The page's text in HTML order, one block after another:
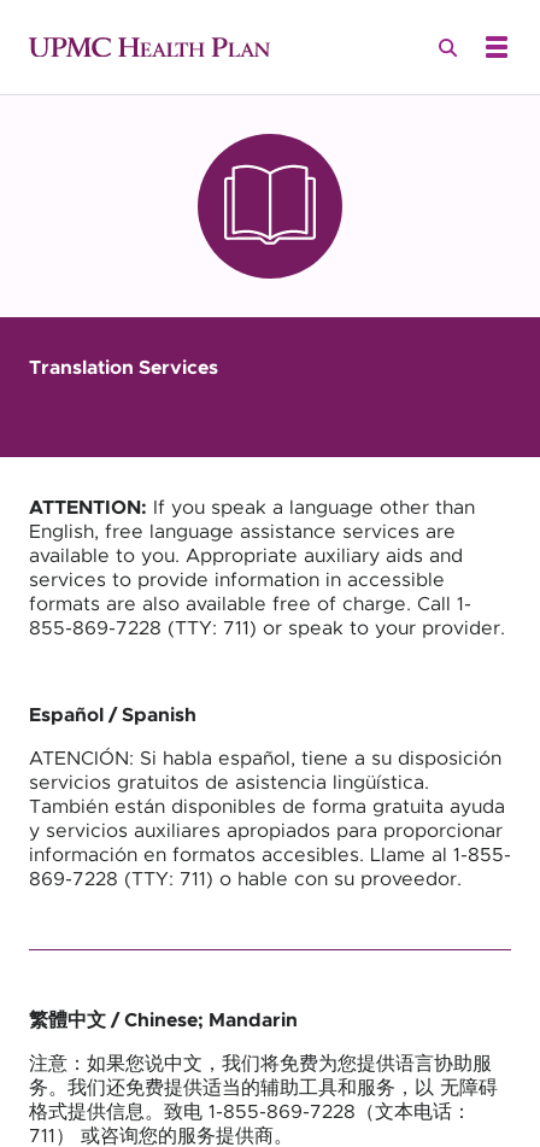
Translation Services
ATTENTION: If you speak a language other than
English, free language assistance services are
available to you. Appropriate auxiliary aids and
services to provide information in accessible
formats are also available free of charge. Call 1-
855-869-7228 (TTY: 711) or speak to your provider.
Español / Spanish
ATENCIÓN: Si habla español, tiene a su disposición
servicios gratuitos de asistencia lingüística.
También están disponibles de forma gratuita ayuda
y servicios auxiliares apropiados para proporcionar
información en formatos accesibles. Llame al 1-855-
869-7228 (TTY: 711) o hable con su proveedor.
繁體中文 / Chinese; Mandarin
注意：如果您说中文，我们将免费为您提供语言协助服
务。我们还免费提供适当的辅助工具和服务，以 无障碍
格式提供信息。致电 1-855-869-7228（文本电话：
711） 或咨询您的服务提供商。